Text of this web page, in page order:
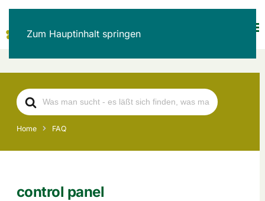
Zum Hauptinhalt springen
Search
For
Home FAQ
control panel